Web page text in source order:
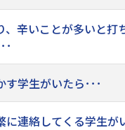
、辛いことが多いと打
･
す学生がいたら･･･
に連絡してくる学生が